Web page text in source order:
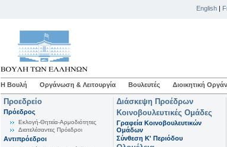
English |
Η Βουλή Οργάνωση & Λειτουργία Βουλευτές Διοικητική
Προεδρείο
Πρόεδρος
Εκλογή-Θητεία-Αρμοδιότητες
Διατελέσαντες Πρόεδροι
Αντιπρόεδροι
Διάσκεψη Προέδρων
Κοινοβουλευτικές Ομάδες
Γραφεία Κοινοβουλευτικών
Ομάδων
Σύνθεση K' Περιόδου